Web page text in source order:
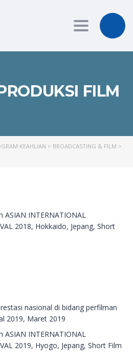
Toggle
FILM
KEAHLIAN > BROADCASTING & FILM >
INTERNATIONAL
2018, Hokkaido, Jepang, Short
nasional di bidang perfilman
2019, Maret 2019
INTERNATIONAL
2019, Hyogo, Jepang, Short Film